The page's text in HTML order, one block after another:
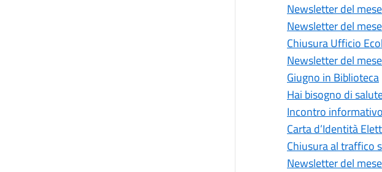
Newsletter del
Newsletter del
Chiusura Ufficio
Newsletter del
Giugno in Biblioteca
Hai bisogno di
Incontro
Carta d’Identità
Chiusura al traffico
Newsletter del